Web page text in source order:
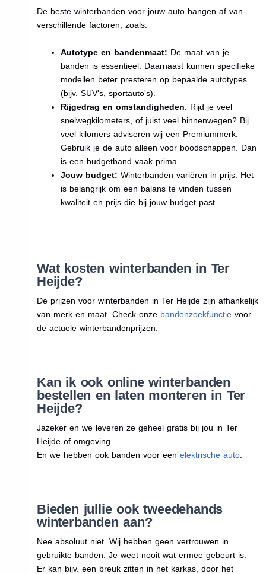
De beste winterbanden voor jouw auto hangen af van
verschillende factoren, zoals:
Autotype en bandenmaat: De maat van je
banden is essentieel. Daarnaast kunnen specifieke
modellen beter presteren op bepaalde autotypes
(bijv. SUV's, sportauto's).
Rijgedrag en omstandigheden: Rijd je veel
snelwegkilometers, of juist veel binnenwegen? Bij
veel kilomers adviseren wij een Premiummerk.
Gebruik je de auto alleen voor boodschappen. Dan
is een budgetband vaak prima.
Jouw budget: Winterbanden variëren in prijs. Het
is belangrijk om een balans te vinden tussen
kwaliteit en prijs die bij jouw budget past.
Wat kosten winterbanden in Ter
Heijde?
De prijzen voor winterbanden in Ter Heijde zijn afhankelijk
van merk en maat. Check onze bandenzoekfunctievoor
de actuele winterbandenprijzen.
Kan ik ook online winterbanden
bestellen en laten monteren in Ter
Heijde?
Jazeker en we leveren ze geheel gratis bij jou in Ter
Heijde of omgeving.
En we hebben ook banden voor een elektrische auto.
Bieden jullie ook tweedehands
winterbanden aan?
Nee absoluut niet. Wij hebben geen vertrouwen in
gebruikte banden. Je weet nooit wat ermee gebeurt is.
Er kan bijv. een breuk zitten in het karkas, door het